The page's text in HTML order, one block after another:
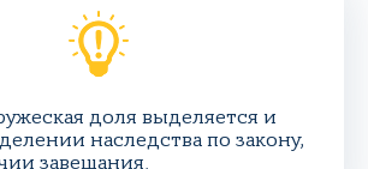
доля выделяется и
наследства по закону,
завещания.